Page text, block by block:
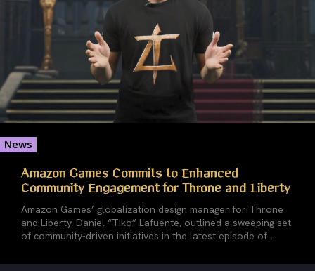
News
Amazon Games Commits to Enhanced
Community Engagement for Throne and Liberty
Amazon Games’ globalization design manager for Throne
and Liberty, Daniel “Tiko” Lafuente, outlined a sweeping set
of community-driven initiatives in the latest episode of...